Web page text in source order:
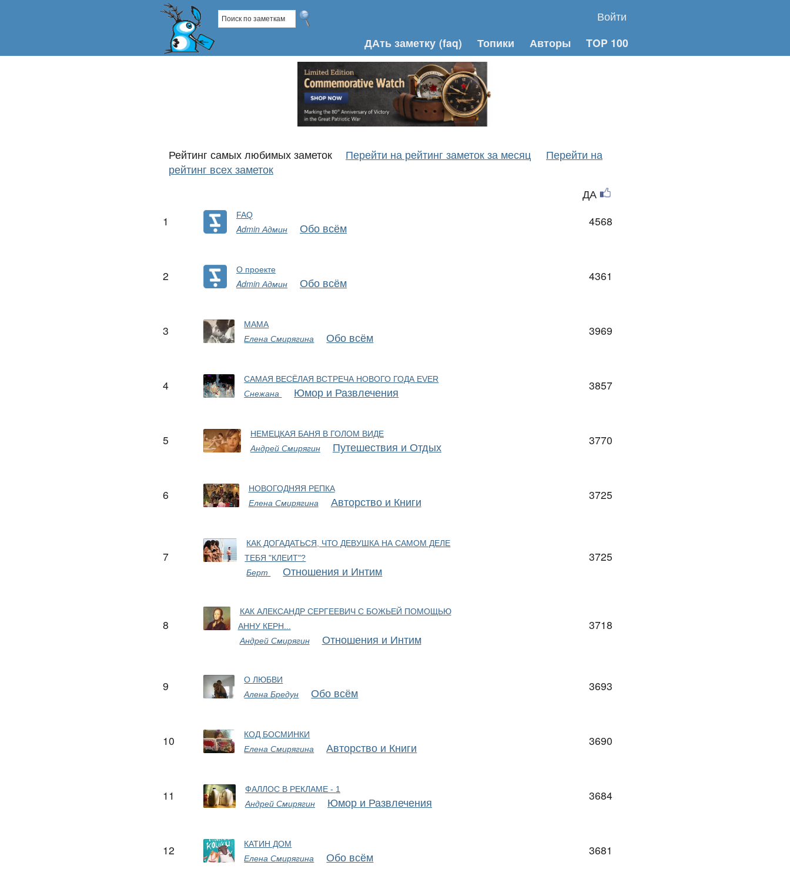
Войти
ДАть заметку (faq) Топики Авторы TOP 100
Рейтинг самых любимых заметок Перейти на рейтинг заметок за месяц
Перейти на
рейтинг всех заметок
ДА
1
FAQ
Admin Админ Обо всём 4568
2 О проекте
Admin Админ Обо всём 4361
3 МАМА
Елена Смирягина Обо всём 3969
4 САМАЯ ВЕСЁЛАЯ ВСТРЕЧА НОВОГО ГОДА EVER
Снежана Юмор и Развлечения 3857
5 НЕМЕЦКАЯ БАНЯ В ГОЛОМ ВИДЕ
Андрей Смирягин Путешествия и Отдых 3770
6 НОВОГОДНЯЯ РЕПКА
Елена Смирягина Авторство и Книги 3725
7
КАК ДОГАДАТЬСЯ, ЧТО ДЕВУШКА НА САМОМ ДЕЛЕ
ТЕБЯ "КЛЕИТ"?
Берт Отношения и Интим
3725
8
КАК АЛЕКСАНДР СЕРГЕЕВИЧ С БОЖЬЕЙ ПОМОЩЬЮ
АННУ КЕРН...
Андрей Смирягин Отношения и Интим
3718
9 О ЛЮБВИ
Алена Бредун Обо всём 3693
10 КОД БОСМИНКИ
Елена Смирягина Авторство и Книги 3690
11 ФАЛЛОС В РЕКЛАМЕ - 1
Андрей Смирягин Юмор и Развлечения 3684
12 КАТИН ДОМ
Елена Смирягина Обо всём 3681